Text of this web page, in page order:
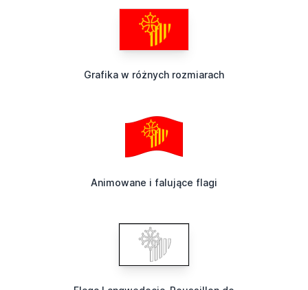
Grafika w różnych rozmiarach
Animowane i falujące flagi